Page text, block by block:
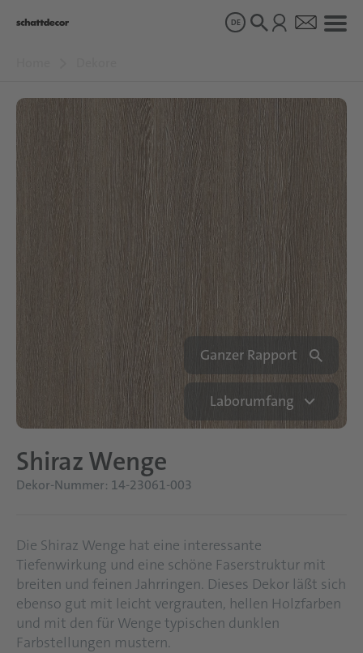
Produkte
Über uns
DE
Ganzer Rapport
Laborumfang
Shiraz Wenge
Dekor-Nummer: 14-23061-003
Die Shiraz Wenge hat eine interessante
Tiefenwirkung und eine schöne Faserstruktur mit
breiten und feinen Jahrringen. Dieses Dekor läßt sich
ebenso gut mit leicht vergrauten, hellen Holzfarben
und mit den für Wenge typischen dunklen
Farbstellungen mustern.